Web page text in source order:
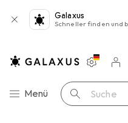
Galaxus
Schneller finden und
Navigation nach Kategorien
Menü Suche
Merklisten
Warenkorb